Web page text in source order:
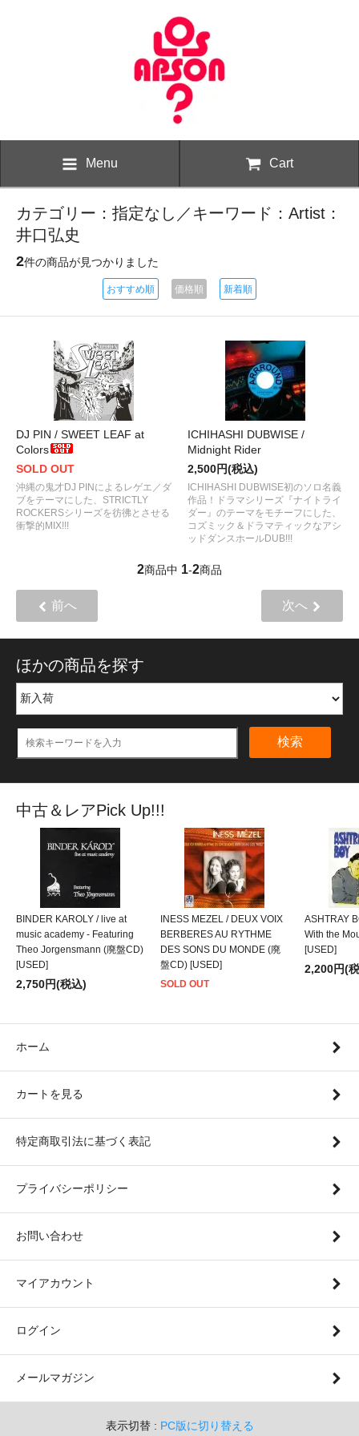
Menu Cart
カテゴリー：指定なし／キーワード：Artist：
井口弘史
2件の商品が見つかりました
おすすめ順 価格順 新着順
DJ PIN / SWEET LEAF at
Colors
SOLD OUT
沖縄の鬼才DJ PINによるレゲエ／ダ
ブをテーマにした、STRICTLY
ROCKERSシリーズを彷彿とさせる
衝撃的MIX!!!
ICHIHASHI DUBWISE /
Midnight Rider
2,500円(税込)
ICHIHASHI DUBWISE初のソロ名義
作品！ドラマシリーズ『ナイトライ
ダー』のテーマをモチーフにした、
コズミック＆ドラマティックなアシ
ッドダンスホールDUB!!!
2商品中 1-2商品
前へ 次へ
ほかの商品を探す
検索
中古＆レアPick Up!!!
BINDER KAROLY / live at
music academy - Featuring
Theo Jorgensmann (廃盤CD)
[USED]
2,750円(税込)
INESS MEZEL / DEUX VOIX
BERBERES AU RYTHME
DES SONS DU MONDE (廃
盤CD) [USED]
SOLD OUT
ASHTRAY
With the
[USED]
2,200円(
ホーム
カートを見る
特定商取引法に基づく表記
プライバシーポリシー
お問い合わせ
マイアカウント
ログイン
メールマガジン
表示切替 : PC版に切り替える